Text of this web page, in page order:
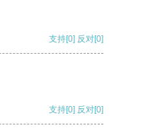
支持[0] 反对[0]
支持[0] 反对[0]